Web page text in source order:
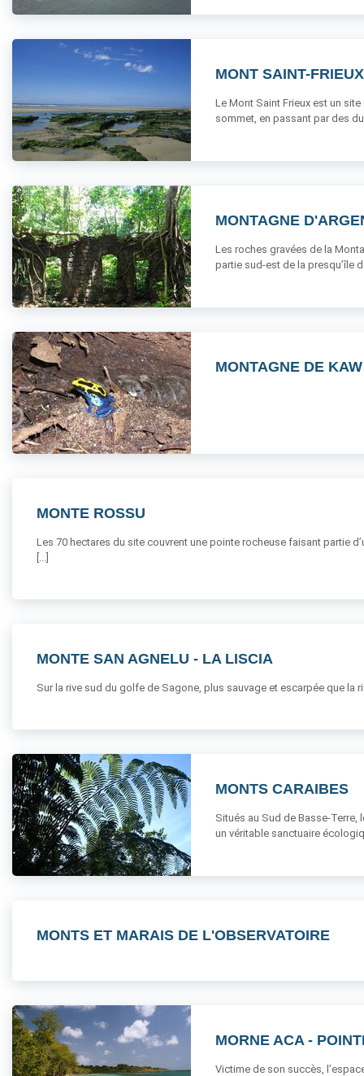
MONT SAINT-FRIEUX
Le Mont Saint Frieux est un
sommet, en passant par des
MONTAGNE
Les roches gravées de la
partie sud-est de la presqu’île
MONTAGNE DE
MONTE ROSSU
Les 70 hectares du site couvrent une pointe rocheuse faisant partie
[...]
MONTE SAN AGNELU - LA LISCIA
Sur la rive sud du golfe de Sagone, plus sauvage et escarpée que la
MONTS CARAIBES
Situés au Sud de Basse-
un véritable sanctuaire
MONTS ET MARAIS DE L'OBSERVATOIRE
MORNE ACA -
Victime de son succès,